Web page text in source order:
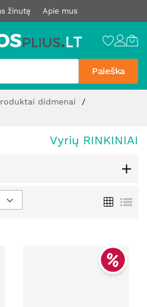
žinutę Apie mus
Paieška
didmenai
Vyrių RINKINIAI
Tinklelis